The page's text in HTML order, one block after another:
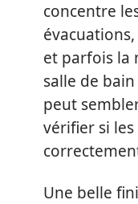
concentre
et parfois la
salle de
peut
vérifier si
Une belle